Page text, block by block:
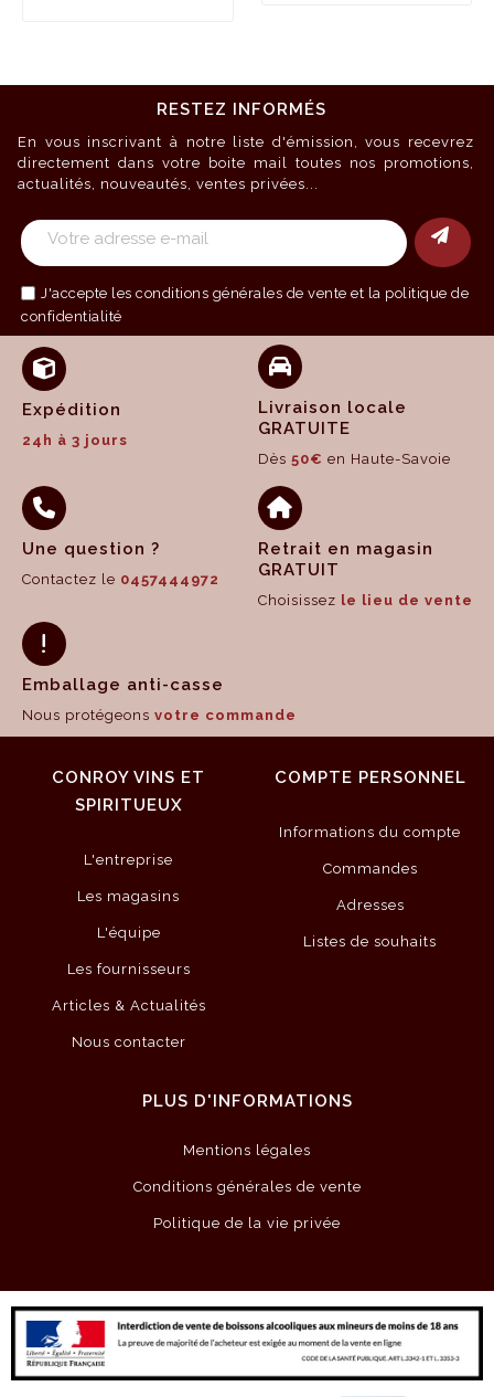
RESTEZ INFORMÉS
En vous inscrivant à notre liste d'émission, vous recevrez
directement dans votre boite mail toutes nos promotions,
actualités, nouveautés, ventes privées...
J'accepte les conditions générales de vente et la politique de
confidentialité
Expédition
24h à 3 jours
Livraison locale
GRATUITE
Dès 50€ en Haute-Savoie
Une question ?
Contactez le 0457444972
Retrait en magasin
GRATUIT
Choisissez le lieu de vente
Emballage anti-casse
Nous protégeons votre commande
CONROY VINS ET
SPIRITUEUX
L'entreprise
Les magasins
L'équipe
Les fournisseurs
Articles & Actualités
Nous contacter
COMPTE PERSONNEL
Informations du compte
Commandes
Adresses
Listes de souhaits
PLUS D'INFORMATIONS
Mentions légales
Conditions générales de vente
Politique de la vie privée